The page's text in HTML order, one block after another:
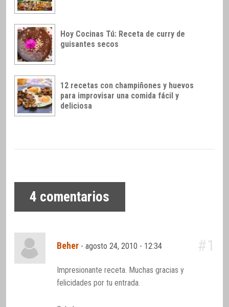
Hoy Cocinas Tú: Receta de curry de
guisantes secos
12 recetas con champiñones y huevos
para improvisar una comida fácil y
deliciosa
4 comentarios
Beher -agosto 24, 2010 - 12:34 #1
Impresionante receta. Muchas gracias y
felicidades por tu entrada.